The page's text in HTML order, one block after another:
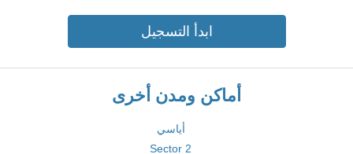
ابدأ التسجيل
أماكن ومدن أخرى
أياسي
Sector 2